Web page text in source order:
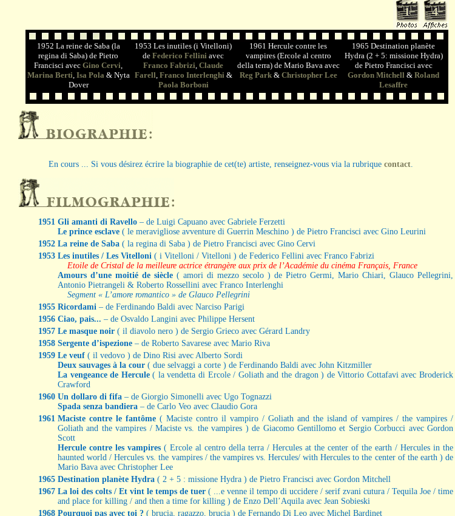
1
1
1 4
4
1952 La reine de Saba (la
regina di Saba) de Pietro
Francisci avec Gino Cervi,
Marina Berti, Isa Pola & Nyta
Dover
1953 Les inutiles (i Vitelloni)
de Federico Fellini avec
Franco Fabrizi, Claude
Farell, Franco Interlenghi&
Paola Borboni
1961 Hercule contre les
vampires (Ercole al centro
della terra) de Mario Bava avec
Reg Park& Christopher Lee
1965 Destination planète
Hydra (2 + 5: missione Hydra)
de Pietro Francisci avec
Gordon Mitchell & Roland
Lesaffre
En cours ... Si vous désirez écrire la biographie de cet(te) artiste, renseignez-vous via la rubrique contact.
1951 Gli amanti di Ravello – de Luigi Capuano avec Gabriele Ferzetti
Le prince esclave ( le meravigliose avventure di Guerrin Meschino ) de Pietro Francisci avec Gino Leurini
1952 La reine de Saba ( la regina di Saba ) de Pietro Francisci avec Gino Cervi
1953 Les inutiles / Les Vitelloni ( i Vitelloni / Vitelloni ) de Federico Fellini avec Franco Fabrizi
Etoile de Cristal de la meilleure actrice étrangère aux prix de l’Académie du cinéma Français, France
Amours d’une moitié de siècle ( amori di mezzo secolo ) de Pietro Germi, Mario Chiari, Glauco Pellegrini,
Antonio Pietrangeli & Roberto Rossellini avec Franco Interlenghi
Segment « L’amore romantico » de Glauco Pellegrini
1955 Ricordami – de Ferdinando Baldi avec Narciso Parigi
1956 Ciao, pais... – de Osvaldo Langini avec Philippe Hersent
1957 Le masque noir ( il diavolo nero ) de Sergio Grieco avec Gérard Landry
1958 Sergente d’ispezione – de Roberto Savarese avec Mario Riva
1959 Le veuf ( il vedovo ) de Dino Risi avec Alberto Sordi
Deux sauvages à la cour ( due selvaggi a corte ) de Ferdinando Baldi avec John Kitzmiller
La vengeance de Hercule( la vendetta di Ercole / Goliath and the dragon ) de Vittorio Cottafavi avec Broderick
Crawford
1960 Un dollaro di fifa – de Giorgio Simonelli avec Ugo Tognazzi
Spada senza bandiera – de Carlo Veo avec Claudio Gora
1961 Maciste contre le fantôme ( Maciste contro il vampiro / Goliath and the island of vampires / the vampires /
Goliath and the vampires / Maciste vs. the vampires ) de Giacomo Gentillomo et Sergio Corbucci avec Gordon
Scott
Hercule contre les vampires ( Ercole al centro della terra / Hercules at the center of the earth / Hercules in the
haunted world / Hercules vs. the vampires / the vampires vs. Hercules/ with Hercules to the center of the earth ) de
Mario Bava avec Christopher Lee
1965 Destination planète Hydra ( 2 + 5 : missione Hydra ) de Pietro Francisci avec Gordon Mitchell
1967 La loi des colts / Et vint le temps de tuer ( ...e venne il tempo di uccidere / serif zvani cutura / Tequila Joe / time
and place for killing / and then a time for killing ) de Enzo Dell’Aquila avec Jean Sobieski
1968 Pourquoi pas avec toi ? ( brucia, ragazzo, brucia ) de Fernando Di Leo avec Michel Bardinet